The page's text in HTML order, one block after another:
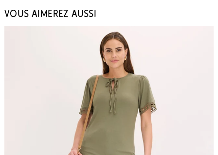
VOUS AIMEREZ AUSSI